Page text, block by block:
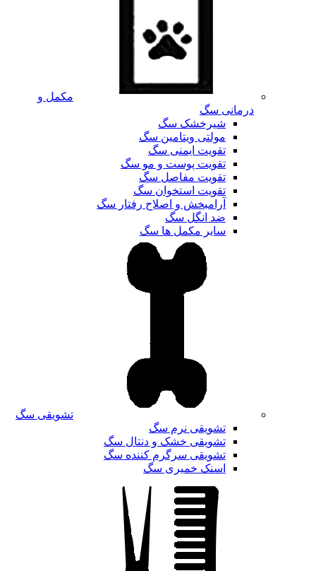
مکمل و
درمانی سگ
شیرخشک سگ
مولتی ویتامین سگ
تقویت ایمنی سگ
تقویت پوست و مو سگ
تقویت مفاصل سگ
تقویت استخوان سگ
آرامبخش و اصلاح رفتار سگ
ضد انگل سگ
سایر مکمل ها سگ
تشویقی سگ
تشویقی نرم سگ
تشویقی خشک و دنتال سگ
تشویقی سرگرم کننده سگ
اسنک خمیری سگ